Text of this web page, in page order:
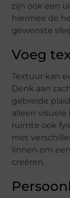
zijn ook een
hiermee de
gewenste
Voeg
Textuur kan
Denk aan
gebreide
alleen visuele
ruimte ook
met
linnen om
creëren.